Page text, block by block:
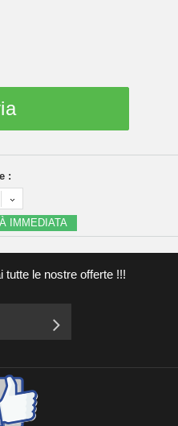
:
IMMEDIATA
tutte le nostre offerte !!!